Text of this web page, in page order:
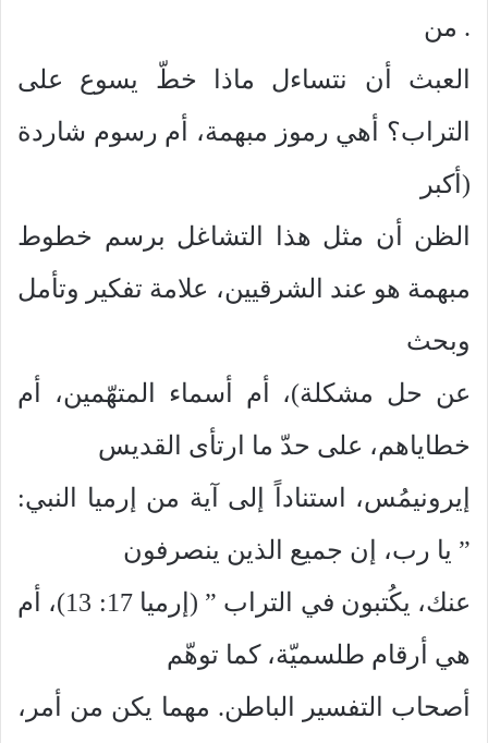
. من
العبث أن نتساءل ماذا خطّ يسوع على
التراب؟ أهي رموز مبهمة، أم رسوم شاردة
(أكبر
الظن أن مثل هذا التشاغل برسم خطوط
مبهمة هو عند الشرقيين، علامة تفكير وتأمل
وبحث
عن حل مشكلة)، أم أسماء المتهّمين، أم
خطاياهم، على حدّ ما ارتأى القديس
إيرونيمُس، استناداً إلى آية من إرميا النبي:
” يا رب، إن جميع الذين ينصرفون
عنك، يكُتبون في التراب ” (إرميا 17: 13)، أم
هي أرقام طلسميّة، كما توهّم
أصحاب التفسير الباطن. مهما يكن من أمر،